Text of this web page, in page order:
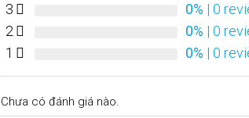
3
0% | 0
2
0% | 0
1
0% | 0
Chưa có đánh giá nào.